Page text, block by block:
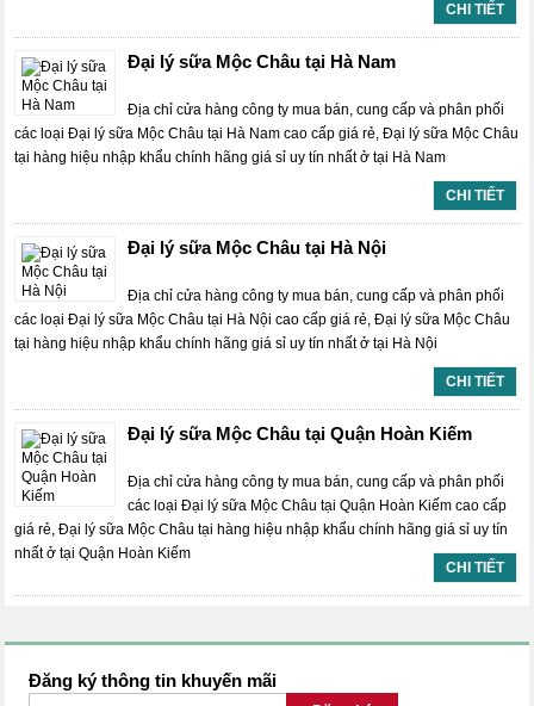
CHI TIẾT
Đại lý sữa Mộc Châu tại Hà Nam
Địa chỉ cửa hàng công ty mua bán, cung cấp và phân phối
các loại Đại lý sữa Mộc Châu tại Hà Nam cao cấp giá rẻ, Đại lý sữa Mộc Châu
tại hàng hiệu nhập khẩu chính hãng giá sỉ uy tín nhất ở tại Hà Nam
CHI TIẾT
Đại lý sữa Mộc Châu tại Hà Nội
Địa chỉ cửa hàng công ty mua bán, cung cấp và phân phối
các loại Đại lý sữa Mộc Châu tại Hà Nội cao cấp giá rẻ, Đại lý sữa Mộc Châu
tại hàng hiệu nhập khẩu chính hãng giá sỉ uy tín nhất ở tại Hà Nội
CHI TIẾT
Đại lý sữa Mộc Châu tại Quận Hoàn Kiếm
Địa chỉ cửa hàng công ty mua bán, cung cấp và phân phối
các loại Đại lý sữa Mộc Châu tại Quận Hoàn Kiếm cao cấp
giá rẻ, Đại lý sữa Mộc Châu tại hàng hiệu nhập khẩu chính hãng giá sỉ uy tín
nhất ở tại Quận Hoàn Kiếm
CHI TIẾT
Đăng ký thông tin khuyến mãi